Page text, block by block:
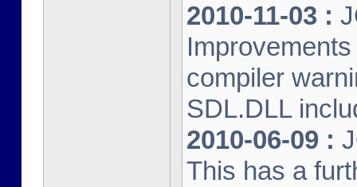
2010-11-03 :
compiler
SDL.DLL
2010-06-09 :
This has a